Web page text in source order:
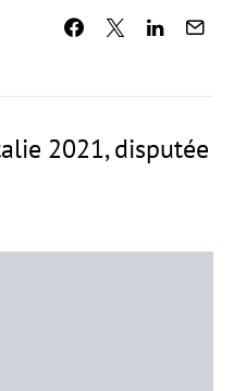
2021, disputée